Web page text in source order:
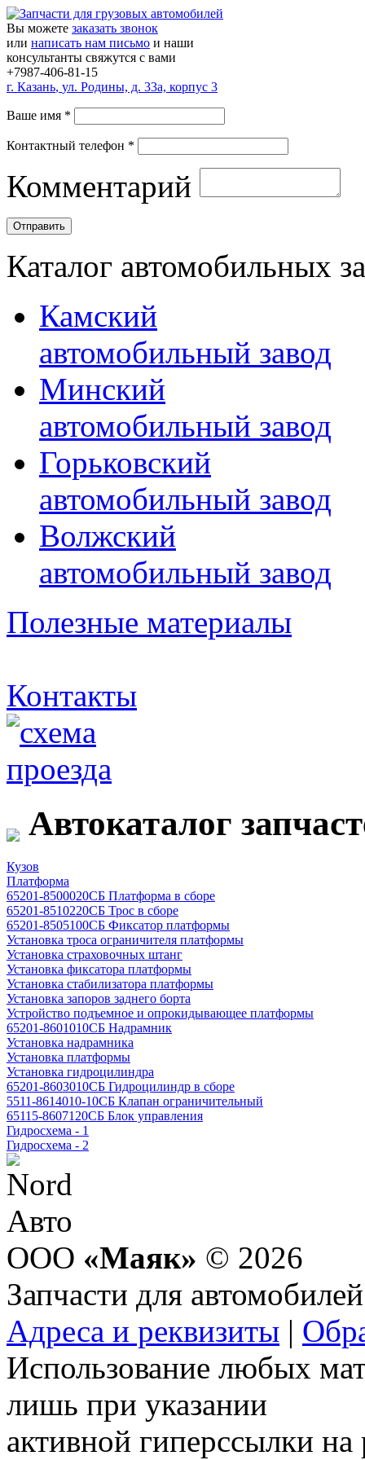
Вы можете заказать звонок
или написать нам письмо и наши
консультанты свяжутся с вами
+7987-406-81-15
г. Казань, ул. Родины, д. 33а, корпус 3
Ваше имя *
Контактный телефон *
Комментарий
Каталог автомобильных
Камский
автомобильный завод
Минский
автомобильный завод
Горьковский
автомобильный завод
Волжский
автомобильный завод
Полезные материалы
Контакты
Автокаталог
Кузов
Платформа
65201-8500020СБ Платформа в сборе
65201-8510220СБ Трос в сборе
65201-8505100СБ Фиксатор платформы
Установка троса ограничителя платформы
Установка страховочных штанг
Установка фиксатора платформы
Установка стабилизатора платформы
Установка запоров заднего борта
Устройство подъемное и опрокидывающее платформы
65201-8601010СБ Надрамник
Установка надрамника
Установка платформы
Установка гидроцилиндра
65201-8603010СБ Гидроцилиндр в сборе
5511-8614010-10СБ Клапан ограничительный
65115-8607120СБ Блок управления
Гидросхема - 1
Гидросхема - 2
ООО «Маяк» © 2026
Запчасти для автомобилей
Адреса и реквизиты |
Использование любых
лишь при указании
активной гиперссылки